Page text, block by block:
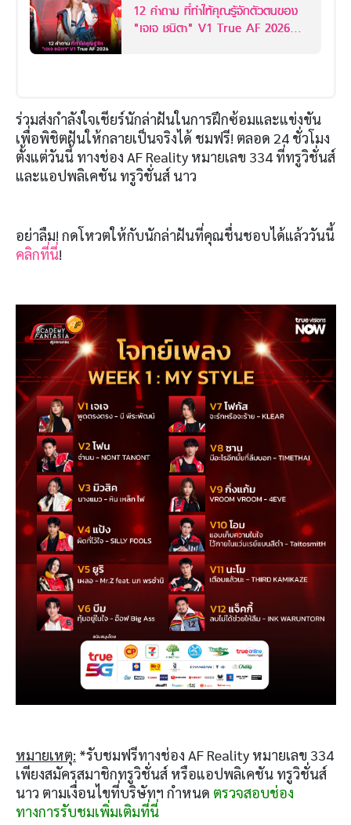
12 คำถาม ที่ทำให้คุณรู้จักตัวตนของ
"เจเจ ชนิตา" V1 True AF 2026
ร่วมส่งกำลังใจเชียร์นักล่าฝันในการฝึกซ้อมและแข่งขัน
เพื่อพิชิตฝันให้กลายเป็นจริงได้ ชมฟรี! ตลอด 24 ชั่วโมง
ตั้งแต่วันนี้ ทางช่อง AF Reality หมายเลข 334 ที่ทรูวิชั่นส์
และแอปพลิเคชัน ทรูวิชั่นส์ นาว
อย่าลืม! กดโหวตให้กับนักล่าฝันที่คุณชื่นชอบได้แล้ววันนี้
คลิกที่นี่!
หมายเหตุ: *รับชมฟรีทางช่อง AF Reality หมายเลข 334
เพียงสมัครสมาชิกทรูวิชั่นส์ หรือแอปพลิเคชัน ทรูวิชั่นส์
นาว ตามเงื่อนไขที่บริษัทฯ กำหนด ตรวจสอบช่อง
ทางการรับชมเพิ่มเติมที่นี่